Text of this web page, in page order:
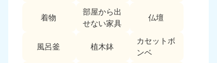
着物
部屋から出
せない家具
仏壇
風呂釜 植木鉢
カセットボ
ンベ
四国
香川県
050-1880-9899
徳島県
050-1880-9898